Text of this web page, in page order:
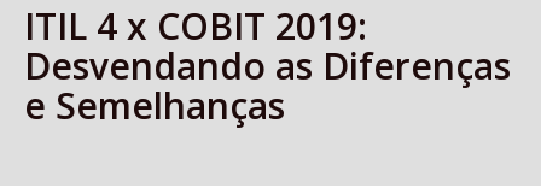
ITIL 4 x COBIT 2019:
Desvendando as Diferenças
e Semelhanças